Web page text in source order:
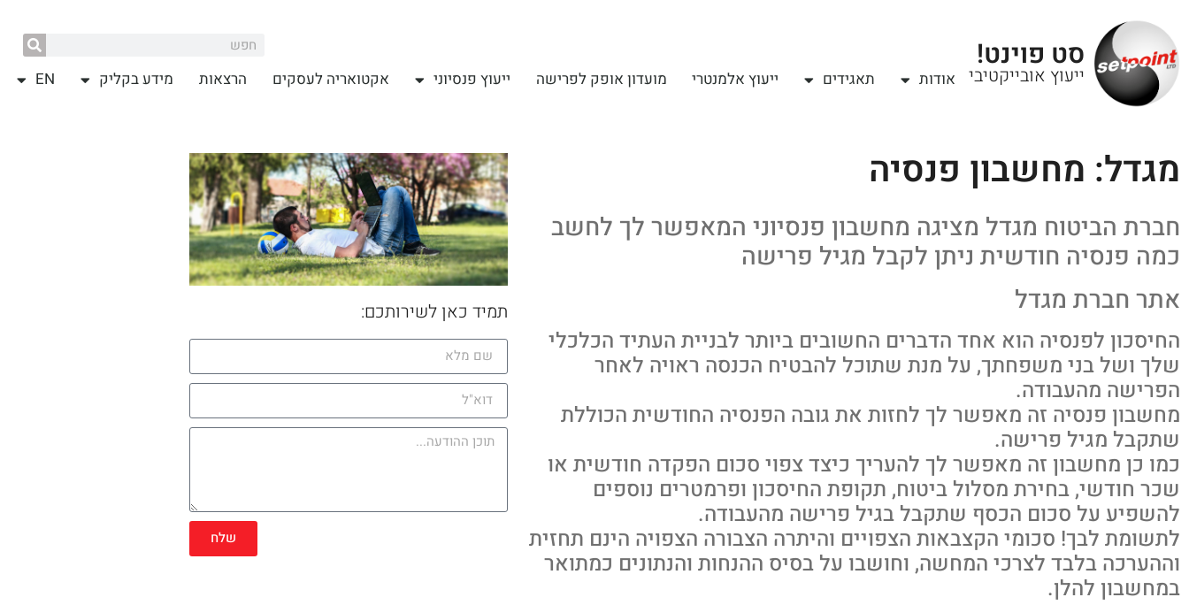
סט פוינט!
ייעוץ אובייקטיבי אודות תאגידים ייעוץ אלמנטרי מועדון אופק לפרישה ייעוץ פנסיוני אקטואריה לעסקים הרצאות מידע בקליק EN
מגדל: מחשבון פנסיה
חברת הביטוח מגדל מציגה מחשבון פנסיוני המאפשר לך לחשב
כמה פנסיה חודשית ניתן לקבל מגיל פרישה
אתר חברת מגדל
החיסכון לפנסיה הוא אחד הדברים החשובים ביותר לבניית העתיד הכלכלי
שלך ושל בני משפחתך, על מנת שתוכל להבטיח הכנסה ראויה לאחר
הפרישה מהעבודה.
מחשבון פנסיה זה מאפשר לך לחזות את גובה הפנסיה החודשית הכוללת
שתקבל מגיל פרישה.
כמו כן מחשבון זה מאפשר לך להעריך כיצד צפוי סכום הפקדה חודשית או
שכר חודשי, בחירת מסלול ביטוח, תקופת החיסכון ופרמטרים נוספים
להשפיע על סכום הכסף שתקבל בגיל פרישה מהעבודה.
לתשומת לבך! סכומי הקצבאות הצפויים והיתרה הצבורה הצפויה הינם תחזית
וההערכה בלבד לצרכי המחשה, וחושבו על בסיס ההנחות והנתונים כמתואר
במחשבון להלן.
תמיד כאן לשירותכם:
שלח